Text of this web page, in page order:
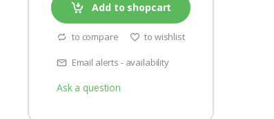
Add to shopcart
to compare to wishlist
Email alerts - availability
Ask a question